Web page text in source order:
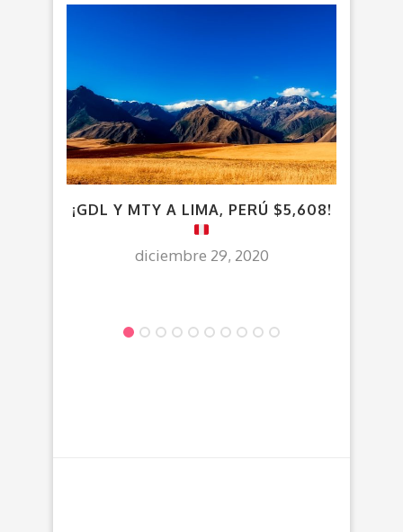
¡GDL Y MTY A LIMA, PERÚ $5,608!
diciembre 29, 2020